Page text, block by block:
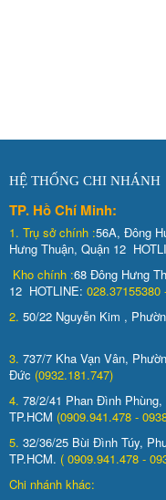
HỆ THỐNG CHI NHÁNH
TP. Hồ Chí Minh:
1. Trụ sở chính :56A, Đông
Hưng Thuận, Quận 12
Kho chính :68 Đông Hưng
12 HOTLINE: 028.37155380
2. 50/22 Nguyễn Kim ,
3. 737/7 Kha Vạn Vân,
Đức (0932.181.747)
4. 78/2/41 Phan Đình
TP.HCM (0909.941.478 -
5. 32/36/25 Bùi Đình Túy,
TP.HCM. ( 0909.941.478 -
Chi nhánh khác: